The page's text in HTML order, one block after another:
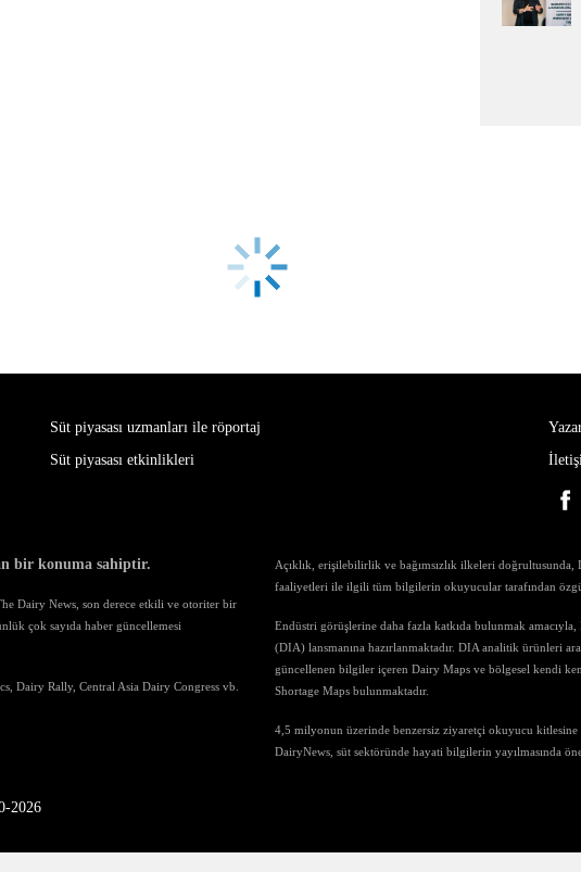
Süt piyasası uzmanları ile röportaj
Süt piyasası etkinlikleri
bir konuma sahiptir.
Dairy News, son derece etkili ve otoriter bir
çok sayıda haber güncellemesi
Dairy Rally, Central Asia Dairy Congress vb.
2026
Açıklık, erişilebilirlik ve bağımsızlık ilkeleri doğrultusunda,
faaliyetleri ile ilgili tüm bilgilerin okuyucular tarafından
Endüstri görüşlerine daha fazla katkıda bulunmak
(DIA) lansmanına hazırlanmaktadır. DIA analitik ürünleri
güncellenen bilgiler içeren Dairy Maps ve bölgesel kendi
Shortage Maps bulunmaktadır.
4,5 milyonun üzerinde benzersiz ziyaretçi okuyucu
DairyNews, süt sektöründe hayati bilgilerin yayılmasında